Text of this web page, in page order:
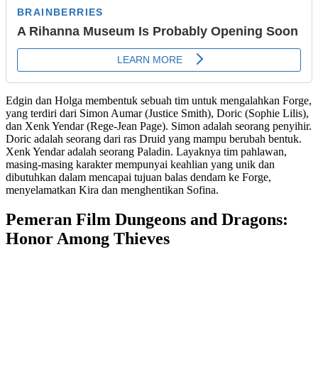
Edgin dan Holga membentuk sebuah tim untuk mengalahkan Forge,
yang terdiri dari Simon Aumar (Justice Smith), Doric (Sophie Lilis),
dan Xenk Yendar (Rege-Jean Page). Simon adalah seorang penyihir.
Doric adalah seorang dari ras Druid yang mampu berubah bentuk.
Xenk Yendar adalah seorang Paladin. Layaknya tim pahlawan,
masing-masing karakter mempunyai keahlian yang unik dan
dibutuhkan dalam mencapai tujuan balas dendam ke Forge,
menyelamatkan Kira dan menghentikan Sofina.
Pemeran Film Dungeons and Dragons:
Honor Among Thieves